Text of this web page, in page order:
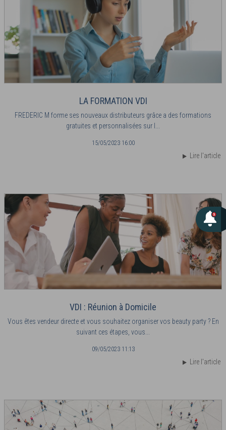
LA FORMATION VDI
FREDERIC M forme ses nouveaux distributeurs grâce a des formations
gratuites et personnalisées sur l...
15/05/2023 16:00
Lire l'article
VDI : Réunion à Domicile
Vous êtes vendeur directe et vous souhaitez organiser vos beauty party ? En
suivant ces étapes, vous...
09/05/2023 11:13
Lire l'article